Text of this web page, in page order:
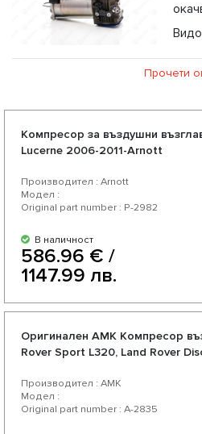
въздушни възглавници
Гаранция за произход на
възглавници
Проблеми и грижа за
въздушни възглавници
Прочети
Компресор за въздушни
Lucerne 2006-2011-Arnott
Производител : Arnott
Модел :
Original part number : P-2982
В наличност
586.96 € /
1147.99 лв.
Оригинален AMK Компресор
Rover Sport L320, Land Rover
Производител : AMK
Модел :
Original part number : А-2835